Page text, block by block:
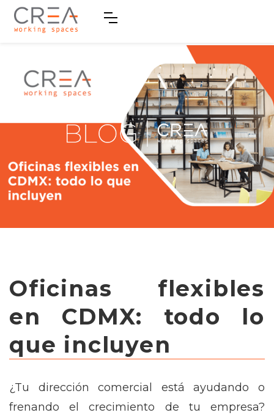
Oficinas flexibles
en CDMX: todo lo
que incluyen
¿Tu dirección comercial está ayudando o
frenando el crecimiento de tu empresa?